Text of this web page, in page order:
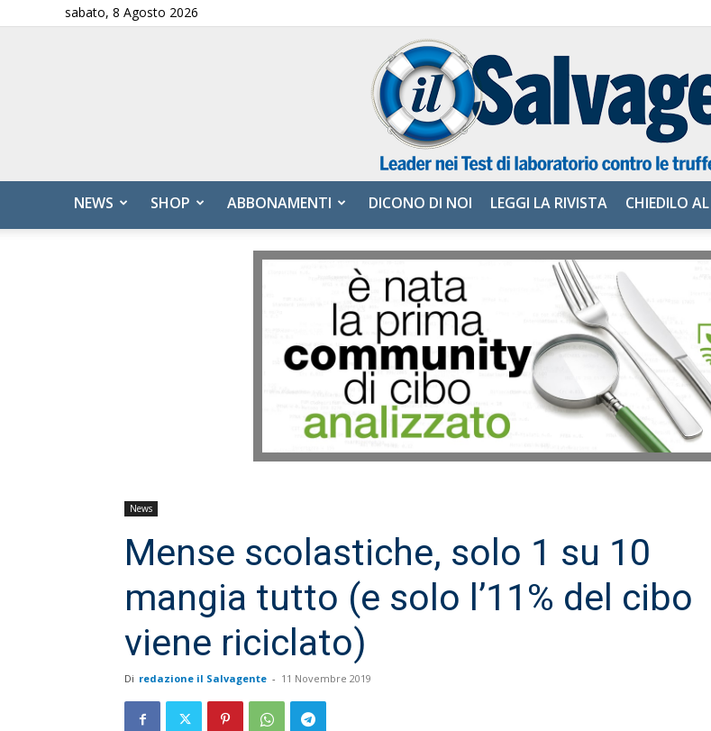
sabato, 8 Agosto 2026
Salvagente
NEWS SHOP ABBONAMENTI DICONO DI NOI LEGGI LA RIVISTA CHIEDILO
News
Mense scolastiche, solo 1 su 10
mangia tutto (e solo l’11% del cibo
viene riciclato)
Di redazione il Salvagente - 11 Novembre 2019